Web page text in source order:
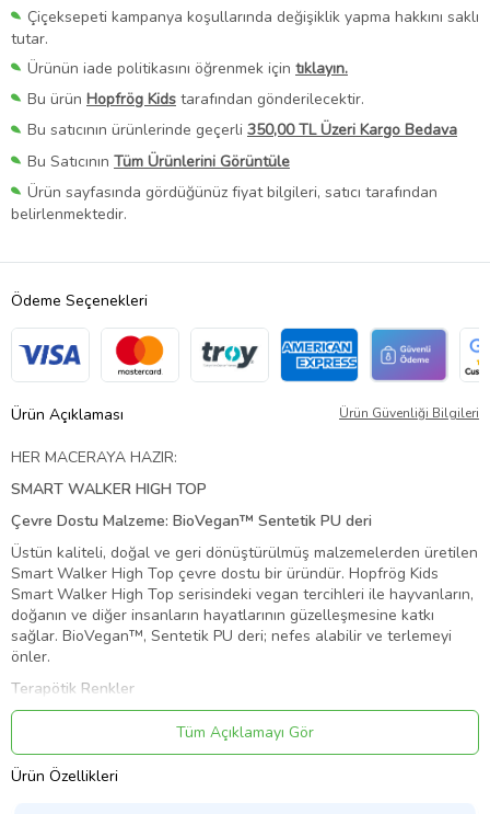
Çiçeksepeti kampanya koşullarında değişiklik yapma hakkını saklı
tutar.
Ürünün iade politikasını öğrenmek için tıklayın.
Bu ürün Hopfrög Kids tarafından gönderilecektir.
Bu satıcının ürünlerinde geçerli 350,00 TL Üzeri Kargo Bedava
Bu Satıcının Tüm Ürünlerini Görüntüle
Ürün sayfasında gördüğünüz fiyat bilgileri, satıcı tarafından
belirlenmektedir.
Ödeme Seçenekleri
Ürün Açıklaması Ürün Güvenliği Bilgileri
HER MACERAYA HAZIR:
SMART WALKER HIGH TOP
Çevre Dostu Malzeme: BioVegan™ Sentetik PU deri
Üstün kaliteli, doğal ve geri dönüştürülmüş malzemelerden üretilen
Smart Walker High Top çevre dostu bir üründür. Hopfrög Kids
Smart Walker High Top serisindeki vegan tercihleri ile hayvanların,
doğanın ve diğer insanların hayatlarının güzelleşmesine katkı
sağlar. BioVegan™, Sentetik PU deri; nefes alabilir ve terlemeyi
önler.
Terapötik Renkler
Smart Walker HighTop’ın “Terapötik Mat Renkler”i, çocuklarda
duygusal sakinleştirici bir etki sağlıyor. Aynı zamanda dikkat
dağılmasını önler ve uzun süreli görevlerde daha iyi performans
göstermelerine yardımcı olur. “Terapötik Mat Renkler”, zihinsel
Tüm Açıklamayı Gör
Ürün Özellikleri